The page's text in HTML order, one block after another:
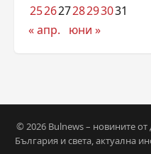
25262728293031
« апр.
юни »
© 2026 Bulnews – новините
България и света, актуална